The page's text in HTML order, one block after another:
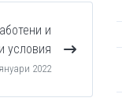
и
условия
2022